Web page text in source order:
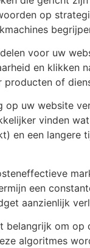
op
voor uw
en klikken
of
op uw website
vinden
en een
een
aanzienlijk
belangrijk om
algoritmes